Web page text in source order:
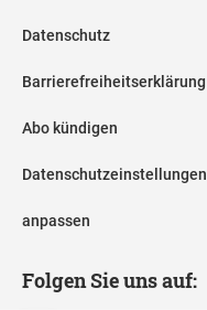
Datenschutz
Barrierefreiheitserklärung
Abo kündigen
Datenschutzeinstellungen
anpassen
Folgen Sie uns auf: